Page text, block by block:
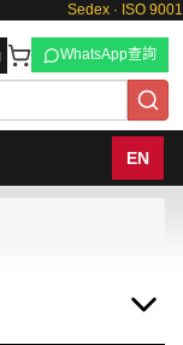
Sedex · ISO 9001
WhatsApp查詢
EN